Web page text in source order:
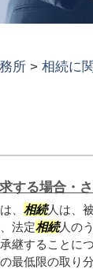
所 > 相続に
する場合・
、 相続人は、被
法定相続人の
継することに
最低限の取り